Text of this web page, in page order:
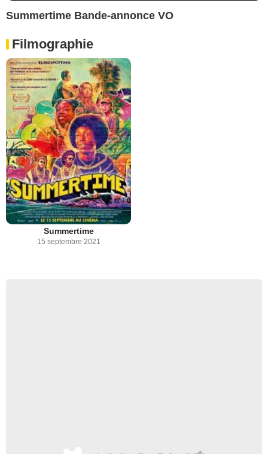
Summertime Bande-annonce VO
Filmographie
Summertime
15 septembre 2021